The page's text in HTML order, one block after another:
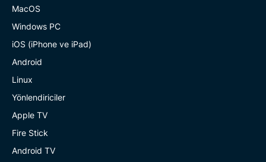
MacOS
Windows PC
iOS (iPhone ve iPad)
Android
Linux
Yönlendiriciler
Apple TV
Fire Stick
Android TV